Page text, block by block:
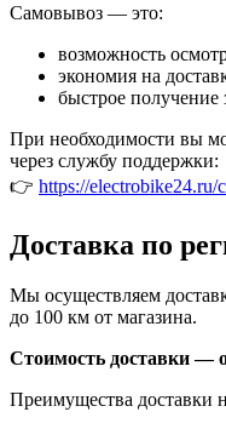
Самовывоз — это:
возможность
экономия на
быстрое получение
При необходимости вы
через службу поддержки:
👉 https://
Доставка по
Мы осуществляем
до 100 км от магазина.
Стоимость доставки —
Преимущества доставки